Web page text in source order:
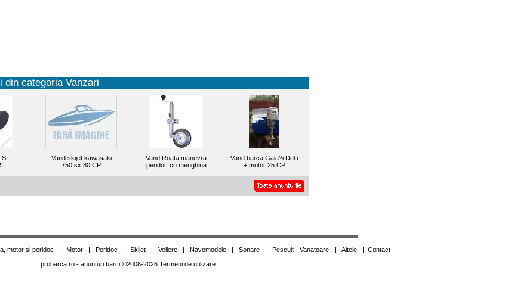
din categoria Vanzari
SI
Vand skijet kawasaki
750 sx 80 CP
Vand Roata manevra
peridoc cu menghina
Vand barca Gala?i Delfi
+ motor 25 CP
motor si peridoc | Motor| Peridoc | Skijet| Veliere| Navomodele| Sonare| Pescuit - Vanatoare| Altele| Contact
probarca.ro- anunturi barci ©2008-2026 Termeni de utilizare